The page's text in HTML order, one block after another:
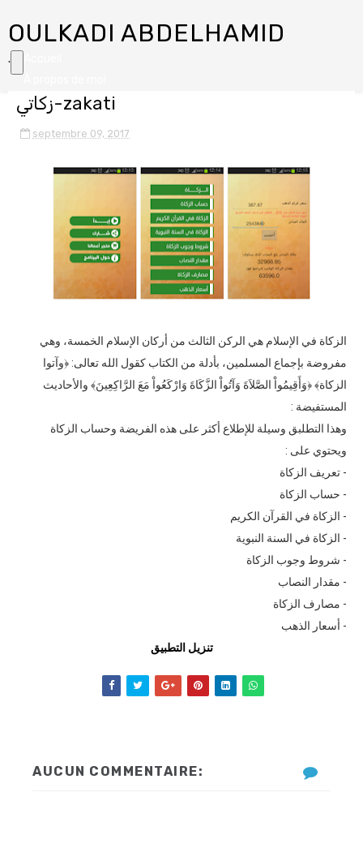
OULKADI ABDELHAMID
.
Services
Equipe de travail
Contact
زكاتي-zakati
septembre 09, 2017
الزكاة في الإسلام هي الركن الثالث من أركان الإسلام الخمسة، وهي
مفروضة بإجماع المسلمين، بأدلة من الكتاب كقول الله تعالى: ﴿وآتوا
الزكاة﴾ ﴿وَأَقِيمُواْ الصَّلاَةَ وَآتُواْ الزَّكَاةَ وَارْكَعُواْ مَعَ الرَّاكِعِينَ﴾ والأحاديث
المستفيضة :
وهذا التطلبق وسيلة للإطلاع أكثر على هذه الفريضة وحساب الزكاة
ويحتوي على :
- تعريف الزكاة
- حساب الزكاة
- الزكاة في القرآن الكريم
- الزكاة في السنة النبوية
- شروط وجوب الزكاة
- مقدار النصاب
- مصارف الزكاة
- أسعار الذهب
تنزيل التطبيق
AUCUN COMMENTAIRE: